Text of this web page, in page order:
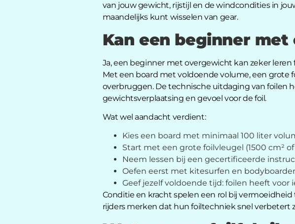
van jouw gewicht, rijstijl en de windcondities in
maandelijks kunt wisselen van gear.
Kan een beginner
Ja, een beginner met overgewicht kan zeker
Met een board met voldoende volume, een grote
overbruggen. De technische uitdaging van foilen
gewichtsverplaatsing en gevoel voor de foil.
Wat wel aandacht verdient:
Kies een board met minimaal 100 liter
Start met een grote foilvleugel (1500 cm²
Neem lessen bij een gecertificeerde
Oefen eerst met kitesurfen en
Geef jezelf voldoende tijd: foilen heeft
Conditie en kracht spelen een rol bij
rijders merken dat hun foiltechniek snel verbetert